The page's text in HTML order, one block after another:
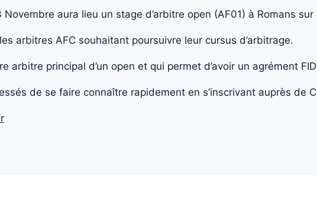
aura lieu un stage d’arbitre open (AF01) à Romans sur
arbitres AFC souhaitant poursuivre leur cursus d’arbitrage.
arbitre principal d’un open et qui permet d’avoir un agrément
de se faire connaître rapidement en s’inscrivant auprès de